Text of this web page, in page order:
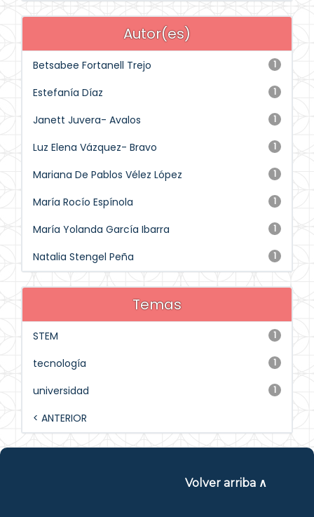
Autor(es)
1
Betsabee Fortanell Trejo
1
Estefanía Díaz
1
Janett Juvera- Avalos
1
Luz Elena Vázquez- Bravo
1
Mariana De Pablos Vélez López
1
María Rocío Espínola
1
María Yolanda García Ibarra
1
Natalia Stengel Peña
Temas
1
STEM
1
tecnología
1
universidad
< ANTERIOR
Volver arriba ∧